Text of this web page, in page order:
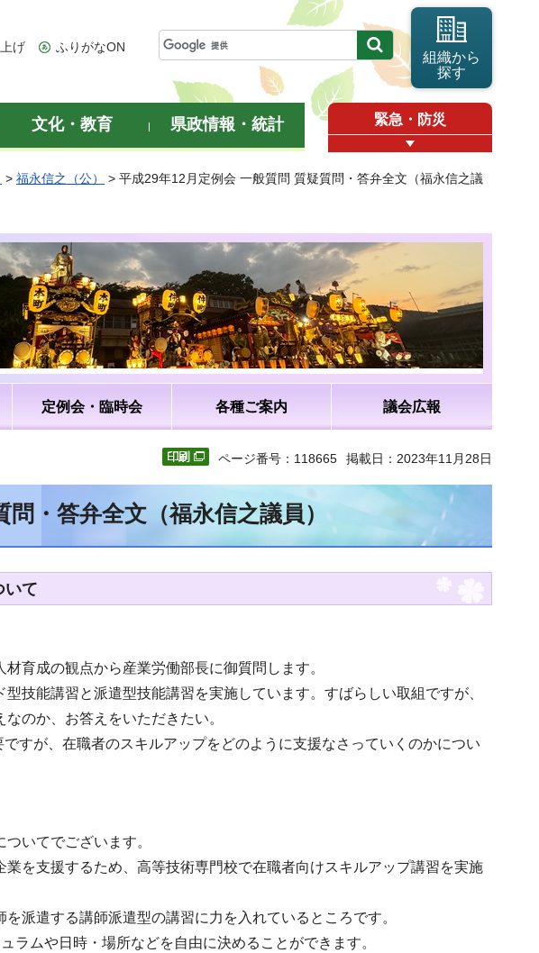
げ ふりがなON
組織から
探す
文化・教育 県政情報・統計 緊急・防災
> 福永信之（公）
> 平成29年12月定例会 一般質問 質疑質問・答弁全文（福永信之議
定例会・臨時会 各種ご案内 議会広報
ページ番号：118665 掲載日：2023年11月28日
・答弁全文（福永信之議員）
いて
育成の観点から産業労働部長に御質問します。
技能講習と派遣型技能講習を実施しています。すばらしい取組ですが、
のか、お答えをいただきたい。
すが、在職者のスキルアップをどのように支援なさっていくのかについ
いてでございます。
を支援するため、高等技術専門校で在職者向けスキルアップ講習を実施
派遣する講師派遣型の講習に力を入れているところです。
ラムや日時・場所などを自由に決めることができます。